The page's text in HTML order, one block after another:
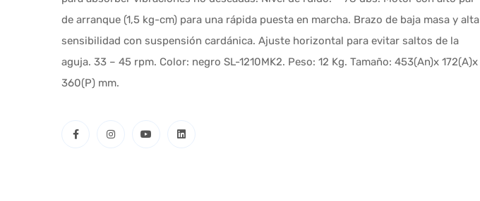
de arranque (1,5 kg-cm) para una rápida puesta en marcha. Brazo de baja masa y alta
sensibilidad con suspensión cardánica. Ajuste horizontal para evitar saltos de la
aguja. 33 – 45 rpm. Color: negro SL-1210MK2. Peso: 12 Kg. Tamaño: 453(An)x 172(A)x
360(P) mm.